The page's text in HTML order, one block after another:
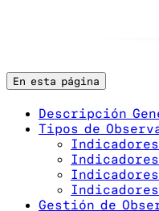
En esta página
Descripción
Tipos de
Indicadores
Gestión de